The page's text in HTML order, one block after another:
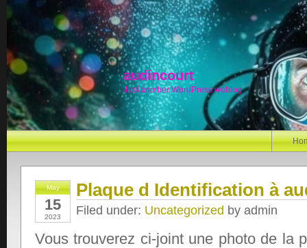
audincourt
Just another WordPress weblog
May
15
2023
Plaque d Identification à
Filed under: Uncategorized by admin
Vous trouverez ci-joint une photo de la